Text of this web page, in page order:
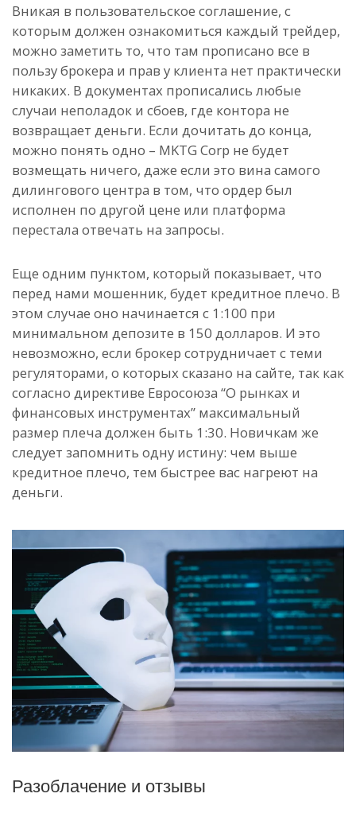
Вникая в пользовательское соглашение, с
которым должен ознакомиться каждый трейдер,
можно заметить то, что там прописано все в
пользу брокера и прав у клиента нет практически
никаких. В документах прописались любые
случаи неполадок и сбоев, где контора не
возвращает деньги. Если дочитать до конца,
можно понять одно – MKTG Corp не будет
возмещать ничего, даже если это вина самого
дилингового центра в том, что ордер был
исполнен по другой цене или платформа
перестала отвечать на запросы.
Еще одним пунктом, который показывает, что
перед нами мошенник, будет кредитное плечо. В
этом случае оно начинается с 1:100 при
минимальном депозите в 150 долларов. И это
невозможно, если брокер сотрудничает с теми
регуляторами, о которых сказано на сайте, так как
согласно директиве Евросоюза “О рынках и
финансовых инструментах” максимальный
размер плеча должен быть 1:30. Новичкам же
следует запомнить одну истину: чем выше
кредитное плечо, тем быстрее вас нагреют на
деньги.
Разоблачение и отзывы